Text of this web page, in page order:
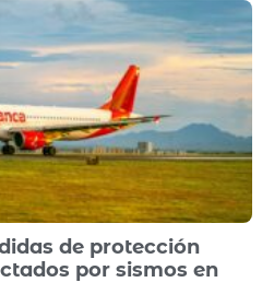
de protección
por sismos en